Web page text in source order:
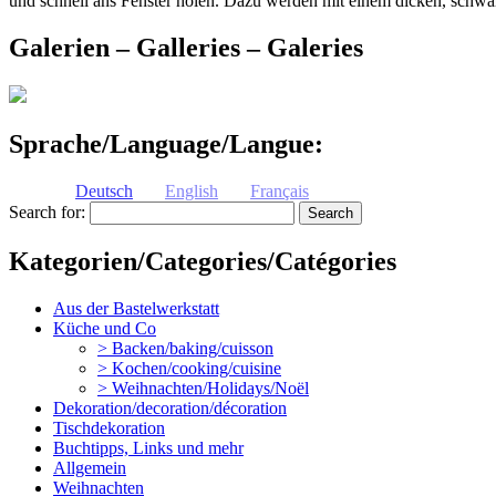
Galerien – Galleries – Galeries
Sprache/Language/Langue:
Deutsch English
Français
Search for:
Kategorien/Categories/Catégories
Aus der Bastelwerkstatt
Küche und Co
> Backen/baking/cuisson
> Kochen/cooking/cuisine
> Weihnachten/Holidays/Noël
Dekoration/decoration/décoration
Tischdekoration
Buchtipps, Links und mehr
Allgemein
Weihnachten